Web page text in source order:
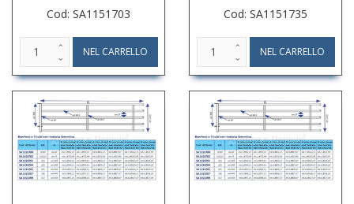
Cod: SA1151703 Cod: SA1151735